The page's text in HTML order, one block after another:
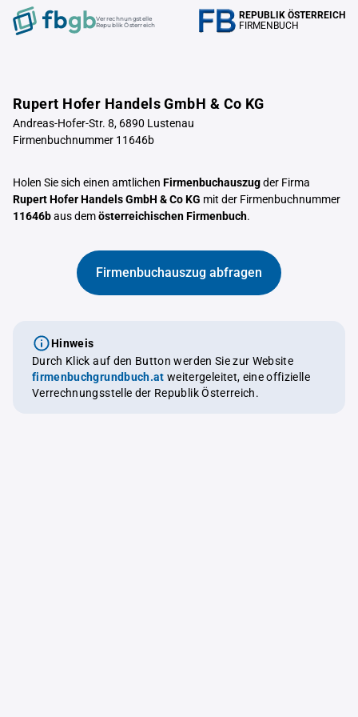
Verrechnungstelle
Republik Österreich
REPUBLIK ÖSTERREICH
FIRMENBUCH
Rupert Hofer Handels GmbH & Co KG
Andreas-Hofer-Str. 8, 6890 Lustenau
Firmenbuchnummer 11646b
Holen Sie sich einen amtlichen Firmenbuchauszugder Firma
Rupert Hofer Handels GmbH & Co KG mit der Firmenbuchnummer
11646baus demösterreichischen Firmenbuch.
Firmenbuchauszug abfragen
Hinweis
Durch Klick auf den Button werden Sie zur Website
firmenbuchgrundbuch.at weitergeleitet, eine offizielle
Verrechnungsstelle der Republik Österreich.